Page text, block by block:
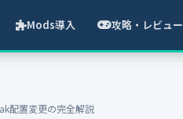
Mods導入 攻略・レビュー
配置変更の完全解説